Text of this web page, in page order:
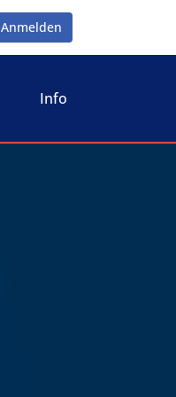
Anmelden
Info